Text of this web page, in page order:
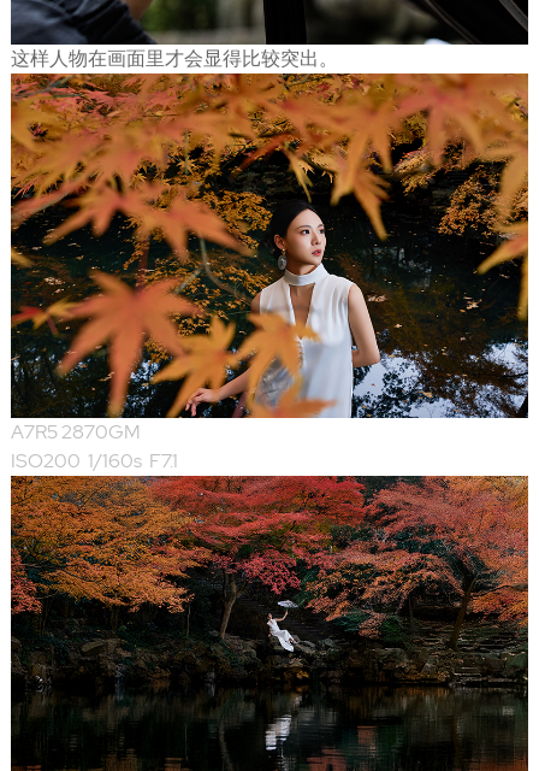
这样人物在画面里才会显得比较突出。
A7R5 2870GM
ISO200 1/160s F7.1